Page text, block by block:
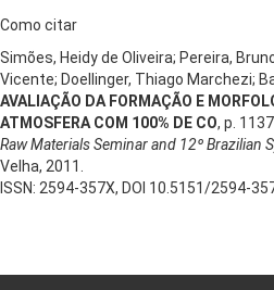
Como citar
Simões, Heidy de Oliveira; Pereira,
Vicente; Doellinger, Thiago Marchezi;
AVALIAÇÃO DA FORMAÇÃO E
ATMOSFERA COM 100% DE CO, p.
Raw Materials Seminar and 12º Brazilian
Velha, 2011.
ISSN: 2594-357X, DOI 10.5151/2594-